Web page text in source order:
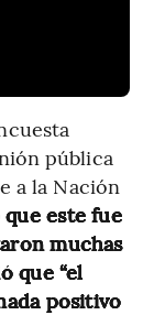
pública
a la Nación
este fue
muchas
que “el
positivo